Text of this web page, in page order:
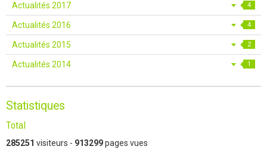
Actualités 2017 4
Actualités 2016 4
Actualités 2015 2
Actualités 2014 1
Statistiques
Total
285251 visiteurs - 913299pages vues